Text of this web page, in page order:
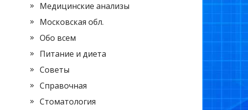
Медицинские анализы
Московская обл.
Обо всем
Питание и диета
Советы
Справочная
Стоматология